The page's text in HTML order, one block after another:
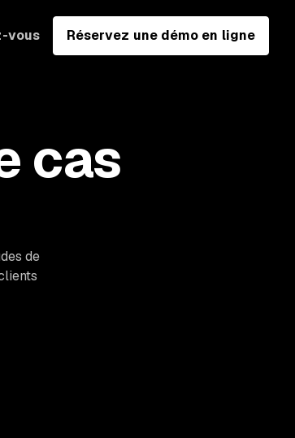
vous Réservez une démo en ligne
cas
de